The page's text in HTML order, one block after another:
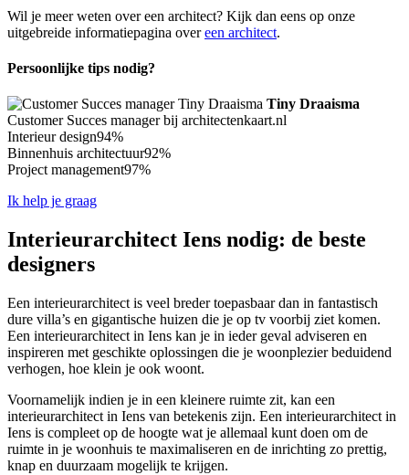
Wil je meer weten over een architect? Kijk dan eens op onze
uitgebreide informatiepagina overeen architect.
Persoonlijke tips nodig?
Tiny Draaisma
Customer Succes manager bij architectenkaart.nl
Interieur design94%
Binnenhuis architectuur92%
Project management97%
Ik help je graag
Interieurarchitect Iens nodig: de beste
designers
Een interieurarchitect is veel breder toepasbaar dan in fantastisch
dure villa’s en gigantische huizen die je op tv voorbij ziet komen.
Een interieurarchitect in Iens kan je in ieder geval adviseren en
inspireren met geschikte oplossingen die je woonplezier beduidend
verhogen, hoe klein je ook woont.
Voornamelijk indien je in een kleinere ruimte zit, kan een
interieurarchitect in Iens van betekenis zijn. Een interieurarchitect in
Iens is compleet op de hoogte wat je allemaal kunt doen om de
ruimte in je woonhuis te maximaliseren en de inrichting zo prettig,
knap en duurzaam mogelijk te krijgen.